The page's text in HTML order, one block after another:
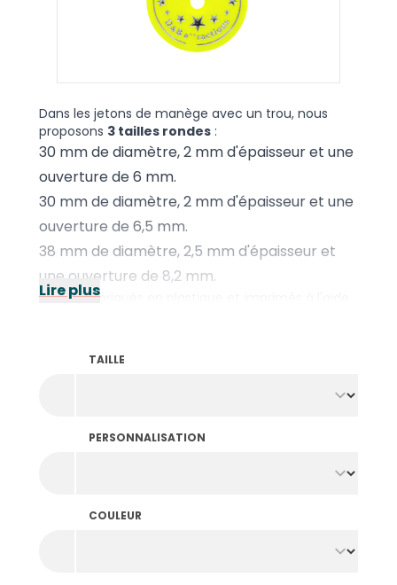
Dans les jetons de manège avec un trou, nous
proposons 3 tailles rondes :
30 mm de diamètre, 2 mm d'épaisseur et une
ouverture de 6 mm.
30 mm de diamètre, 2 mm d'épaisseur et une
ouverture de 6,5 mm.
38 mm de diamètre, 2,5 mm d'épaisseur et
une ouverture de 8,2 mm.
Ils sont fabriqués en plastique et imprimés à l'aide
personnalisé de votre dessin que nous pressons sur
les jetons à haute température. Grâce à la chaleur,
Vous cherchez des jetons avec une impression à
Lire plus
TAILLE
PERSONNALISATION
COULEUR